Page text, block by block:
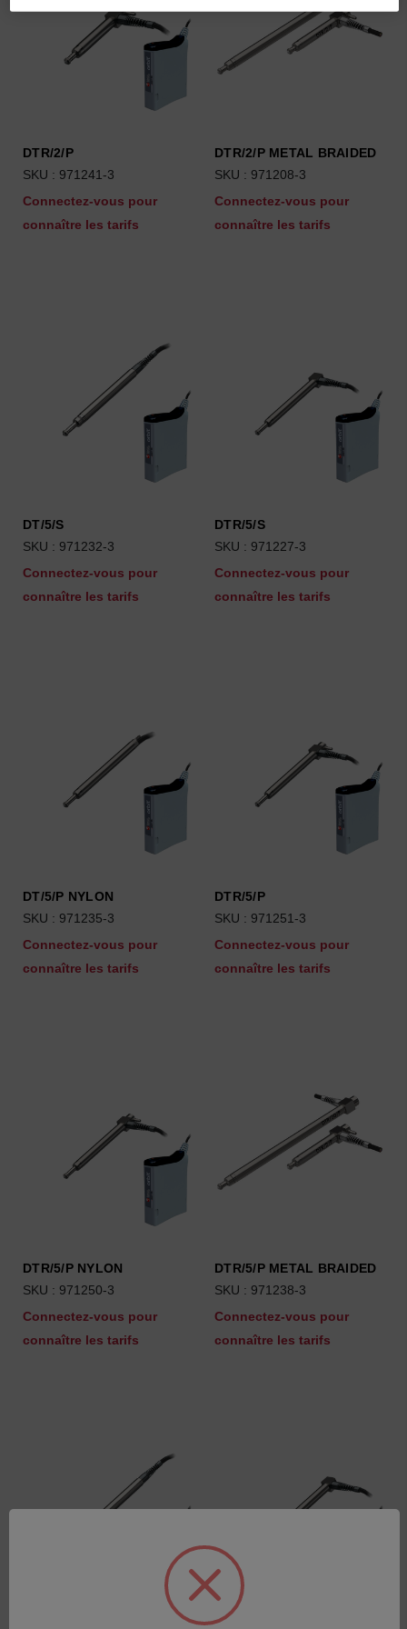
DTR/2/P
SKU : 971241-3
Connectez-vous pour
connaître les tarifs
DTR/2/P METAL BRAIDED
SKU : 971208-3
Connectez-vous pour
connaître les tarifs
DT/5/S
SKU : 971232-3
Connectez-vous pour
connaître les tarifs
DTR/5/S
SKU : 971227-3
Connectez-vous pour
connaître les tarifs
DT/5/P NYLON
SKU : 971235-3
Connectez-vous pour
connaître les tarifs
DTR/5/P
SKU : 971251-3
Connectez-vous pour
connaître les tarifs
DTR/5/P NYLON
SKU : 971250-3
Connectez-vous pour
connaître les tarifs
DTR/5/P METAL BRAIDED
SKU : 971238-3
Connectez-vous pour
connaître les tarifs